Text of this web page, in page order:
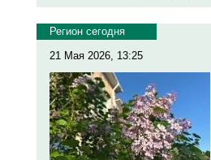
Регион сегодня
21 Мая 2026, 13:25